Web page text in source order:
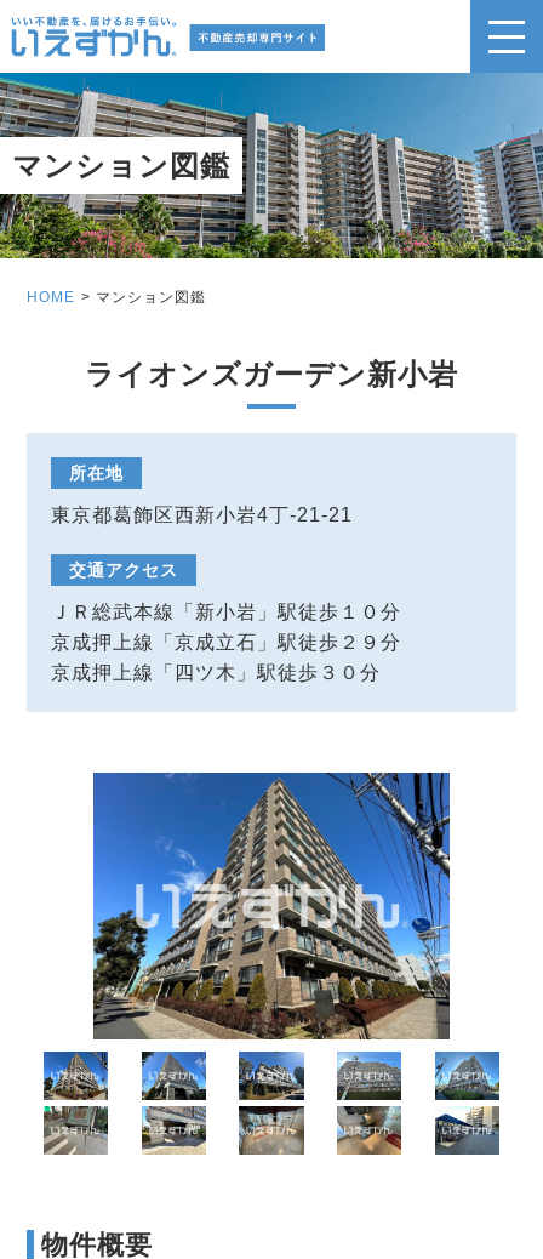
マンション図鑑
HOME マンション図鑑
ライオンズガーデン新小岩
所在地
東京都葛飾区西新小岩4丁-21-21
交通アクセス
ＪＲ総武本線「新小岩」駅徒歩１０分
京成押上線「京成立石」駅徒歩２９分
京成押上線「四ツ木」駅徒歩３０分
物件概要